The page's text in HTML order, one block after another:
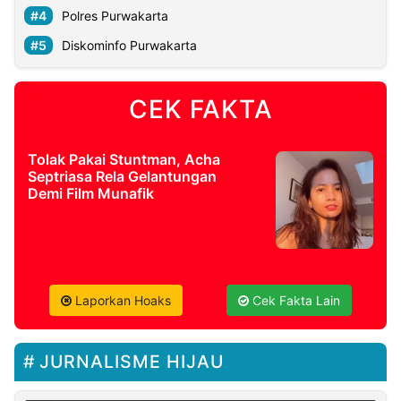
Polres Purwakarta
Diskominfo Purwakarta
CEK FAKTA
Tolak Pakai Stuntman, Acha
Septriasa Rela Gelantungan
Demi Film Munafik
Laporkan Hoaks Cek Fakta Lain
JURNALISME HIJAU